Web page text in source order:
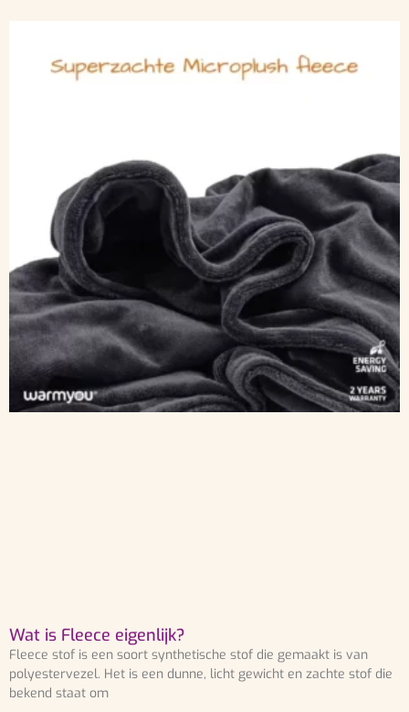
Wat is Fleece eigenlijk?
Fleece stof is een soort synthetische stof die gemaakt is van
polyestervezel. Het is een dunne, licht gewicht en zachte stof die
bekend staat om